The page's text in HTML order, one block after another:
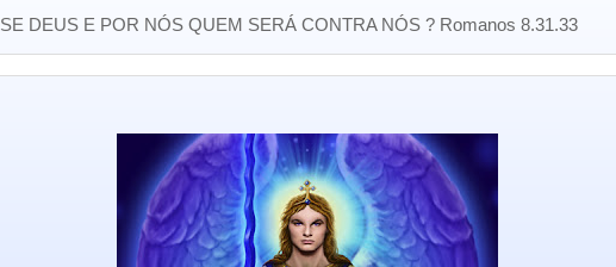
SE DEUS E POR NÓS QUEM SERÁ CONTRA NÓS ? Romanos 8.31.33